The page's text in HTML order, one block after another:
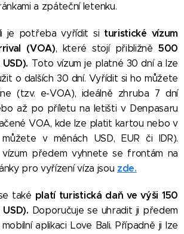
a zpáteční letenku.
je potřeba vyřídit si turistické vízum
(VOA), které stojí přibližně 500
Toto vízum je platné 30 dní a lze
o dalších 30 dní. Vyřídit si ho můžete
(tzv. e-VOA), ideálně zhruba 7 dní
až po příletu na letišti v Denpasaru
VOA, kde lze platit kartou nebo v
v měnách USD, EUR či IDR).
předem vyhnete se frontám na
pro vyřízení víza jsou zde.
také platí turistická daň ve výši 150
Doporučuje se uhradit ji předem
aplikaci Love Bali. Případně ji lze